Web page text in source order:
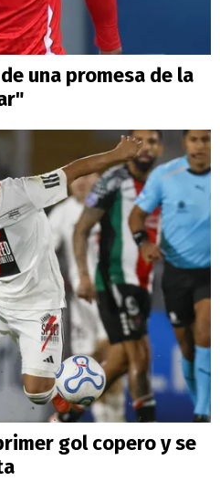
una promesa de la
gol copero y se